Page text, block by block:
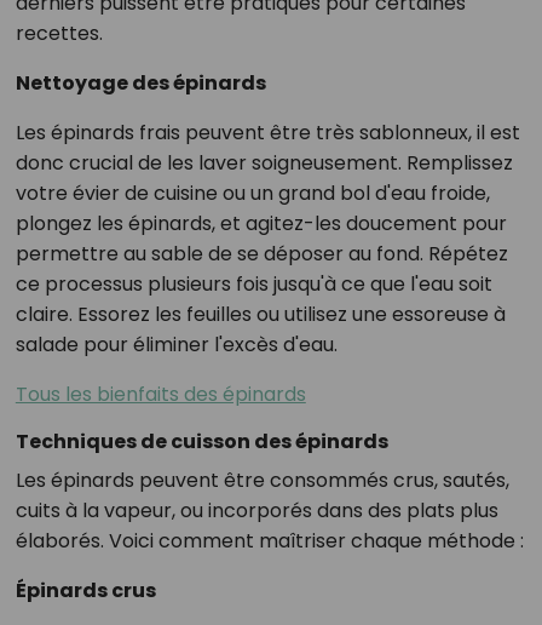
recettes.
Nettoyage des épinards
Les épinards frais peuvent être très sablonneux, il est
donc crucial de les laver soigneusement. Remplissez
votre évier de cuisine ou un grand bol d'eau froide,
plongez les épinards, et agitez-les doucement pour
permettre au sable de se déposer au fond. Répétez
ce processus plusieurs fois jusqu'à ce que l'eau soit
claire. Essorez les feuilles ou utilisez une essoreuse à
salade pour éliminer l'excès d'eau.
Tous les bienfaits des épinards
Techniques de cuisson des épinards
Les épinards peuvent être consommés crus, sautés,
cuits à la vapeur, ou incorporés dans des plats plus
élaborés. Voici comment maîtriser chaque méthode :
Épinards crus